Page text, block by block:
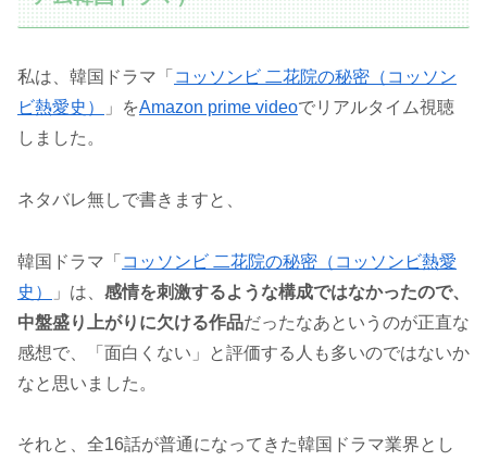
私は、韓国ドラマ「 コッソンビ 二花院の秘密（コッソン
ビ熱愛史）
」をAmazon prime videoでリアルタイム視聴
しました。
ネタバレ無しで書きますと、
韓国ドラマ「 コッソンビ 二花院の秘密（コッソンビ熱愛
史）
」は、 感情を刺激するような構成ではなかったので、
中盤盛り上がりに欠ける作品だったなあというのが正直な
感想で、「面白くない」と評価する人も多いのではないか
なと思いました。
それと、全16話が普通になってきた韓国ドラマ業界とし